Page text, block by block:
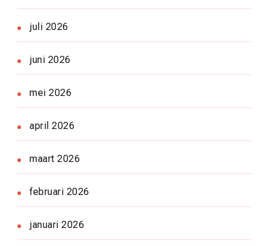
juli 2026
juni 2026
mei 2026
april 2026
maart 2026
februari 2026
januari 2026